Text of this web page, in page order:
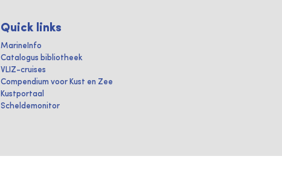
Quick links
MarineInfo
Catalogus bibliotheek
VLIZ-cruises
Compendium voor Kust en Zee
Kustportaal
Scheldemonitor